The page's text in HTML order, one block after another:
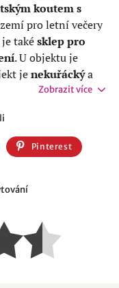
koutem s
pro letní večery
takésklep pro
. U objektu je
jenekuřáckýa
mazlíčků.
Zobrazit více
Pinterest